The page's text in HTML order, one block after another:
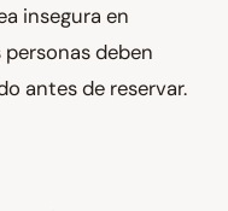
insegura en
deben
antes de reservar.